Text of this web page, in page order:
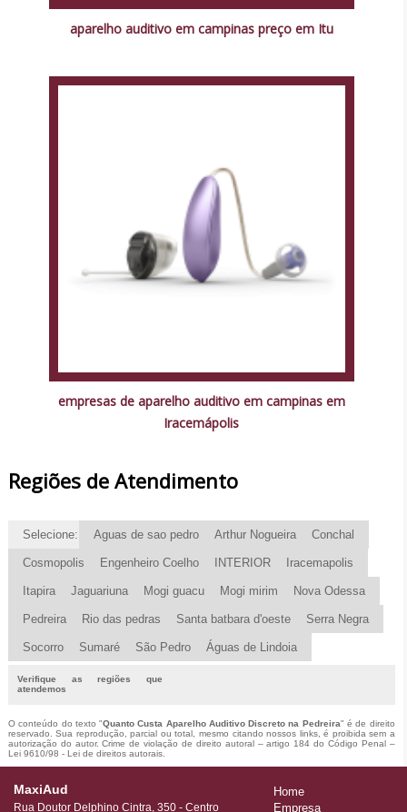
aparelho auditivo em campinas preço em Itu
empresas de aparelho auditivo em campinas em
Iracemápolis
Regiões de Atendimento
Selecione: Aguas de sao pedro Arthur Nogueira Conchal
Cosmopolis Engenheiro Coelho INTERIOR Iracemapolis
Itapira Jaguariuna Mogi guacu Mogi mirim Nova Odessa
Pedreira Rio das pedras Santa batbara d'oeste Serra Negra
Socorro Sumaré São Pedro Águas de Lindoia
Verifique as regiões que
atendemos
O conteúdo do texto "Quanto Custa Aparelho Auditivo Discreto na Pedreira" é de direito
reservado. Sua reprodução, parcial ou total, mesmo citando nossos links, é proibida sem a
autorização do autor. Crime de violação de direito autoral – artigo 184 do Código Penal –
Lei 9610/98 - Lei de direitos autorais.
MaxiAud
Rua Doutor Delphino Cintra, 350 - Centro
Home
Empresa